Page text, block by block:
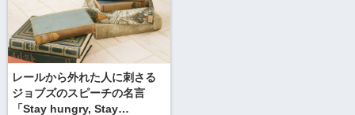
レールから外れた人に刺さる
ジョブズのスピーチの名言
「Stay hungry, Stay